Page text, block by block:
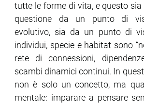
tutte le forme di vita, e questo
questione da un punto di
evolutivo, sia da un punto di
individui, specie e habitat sono
rete di connessioni,
scambi dinamici continui. In
non è solo un concetto, ma
mentale: imparare a pensare